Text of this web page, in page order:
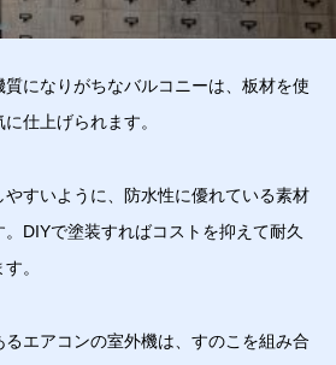
になりがちなバルコニーは、板材を使
仕上げられます。
すいように、防水性に優れている素材
DIYで塗装すればコストを抑えて耐久
。
エアコンの室外機は、すのこを組み合